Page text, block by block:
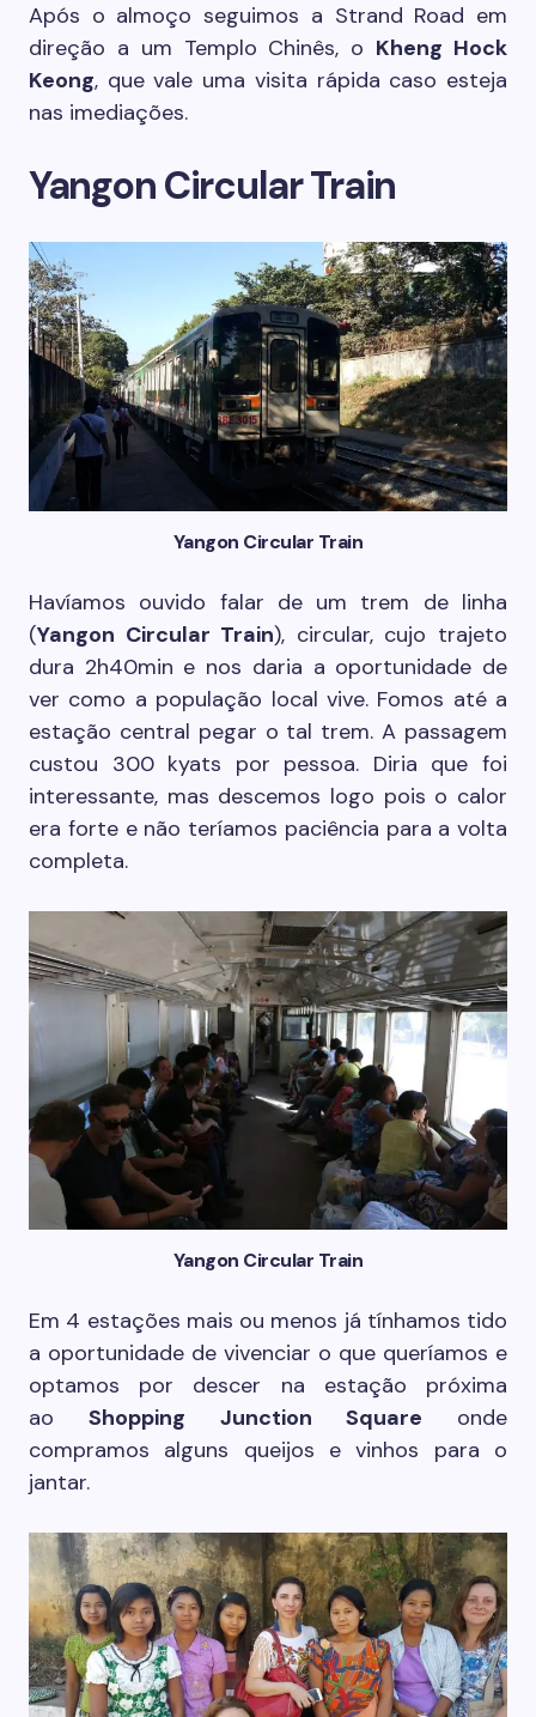
Após o almoço seguimos a Strand Road em
direção a um Templo Chinês, o Kheng Hock
Keong, que vale uma visita rápida caso esteja
nas imediações.
Yangon Circular Train
Yangon Circular Train
Havíamos ouvido falar de um trem de linha
(Yangon Circular Train), circular, cujo trajeto
dura 2h40min e nos daria a oportunidade de
ver como a população local vive. Fomos até a
estação central pegar o tal trem. A passagem
custou 300 kyats por pessoa. Diria que foi
interessante, mas descemos logo pois o calor
era forte e não teríamos paciência para a volta
completa.
Yangon Circular Train
Em 4 estações mais ou menos já tínhamos tido
a oportunidade de vivenciar o que queríamos e
optamos por descer na estação próxima
aoShopping Junction Square onde
compramos alguns queijos e vinhos para o
jantar.